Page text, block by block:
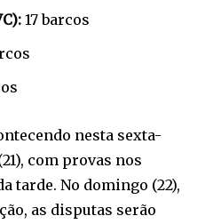
17 barcos
nesta sexta-
com provas nos
tarde. No domingo (22),
as disputas serão